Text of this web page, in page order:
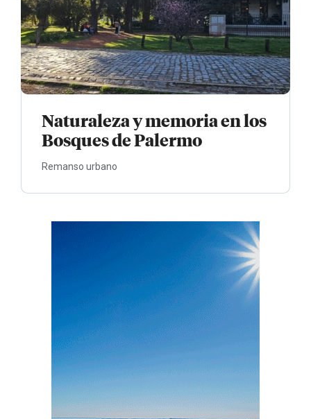
Naturaleza y memoria en los
Bosques de Palermo
Remanso urbano